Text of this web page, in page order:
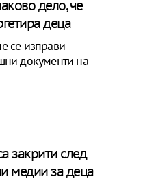
дело, че
деца
се изправи
документи на
закрити след
медии за деца